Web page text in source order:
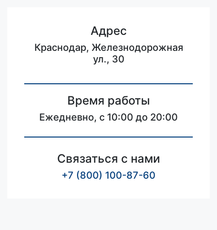
Адрес
Краснодар, Железнодорожная
ул., 30
Время работы
Ежедневно, с 10:00 до 20:00
Связаться с нами
+7 (800) 100-87-60